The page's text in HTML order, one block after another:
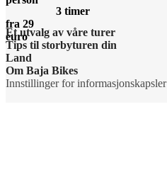
fra 29
euro
3 timer
Et utvalg av våre turer
Tips til storbyturen din
Land
Om Baja Bikes
Innstillinger for informasjonskapsler